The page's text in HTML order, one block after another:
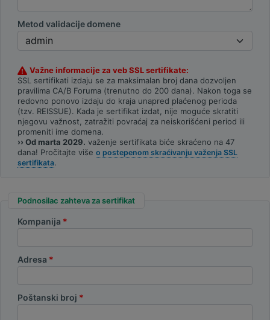
Metod validacije domene
Važne informacije za veb SSL sertifikate:
SSL sertifikati izdaju se za maksimalan broj dana dozvoljen
pravilima CA/B Foruma (trenutno do 200 dana). Nakon toga se
redovno ponovo izdaju do kraja unapred plaćenog perioda
(tzv. REISSUE). Kada je sertifikat izdat, nije moguće skratiti
njegovu važnost, zatražiti povraćaj za neiskorišćeni period ili
promeniti ime domena.
›› Od marta 2029. važenje sertifikata biće skraćeno na 47
dana! Pročitajte više o postepenom skraćivanju važenja SSL
sertifikata.
Podnosilac zahteva za sertifikat
Kompanija
Adresa
Poštanski broj